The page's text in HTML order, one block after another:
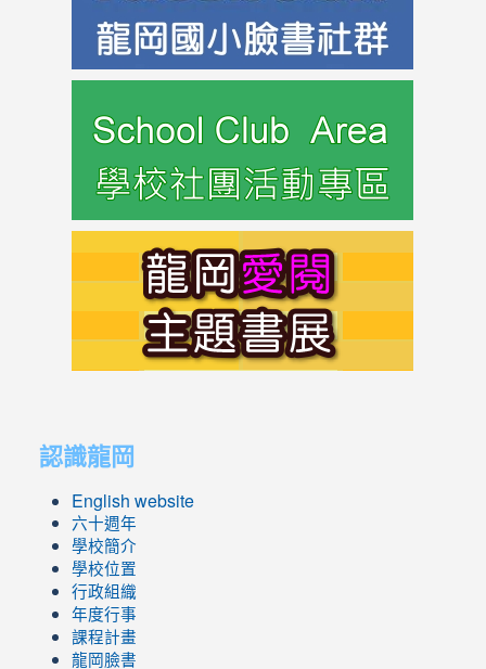
認識龍岡
English website
六十週年
學校簡介
學校位置
行政組織
年度行事
課程計畫
龍岡臉書